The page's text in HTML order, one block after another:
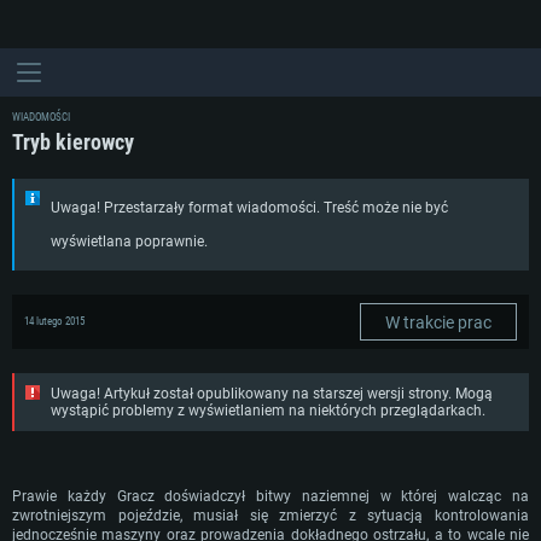
WIADOMOŚCI
Tryb kierowcy
Uwaga! Przestarzały format wiadomości. Treść może nie być
wyświetlana poprawnie.
14 lutego 2015 W trakcie prac
Uwaga! Artykuł został opublikowany na starszej wersji strony. Mogą
wystąpić problemy z wyświetlaniem na niektórych przeglądarkach.
Prawie każdy Gracz doświadczył bitwy naziemnej w której walcząc na
zwrotniejszym pojeździe, musiał się zmierzyć z sytuacją kontrolowania
jednocześnie maszyny oraz prowadzenia dokładnego ostrzału, a to wcale nie